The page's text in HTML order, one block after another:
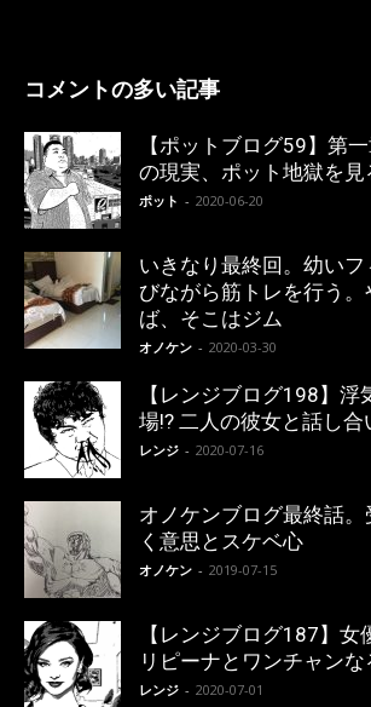
コメントの多い記事
【ポットブログ59】第
の現実、ポット地獄を見
ポット - 2020-06-20
いきなり最終回。幼い
びながら筋トレを行う
ば、そこはジム
オノケン - 2020-03-30
【レンジブログ198】浮
場!? 二人の彼女と話し合
レンジ - 2020-07-16
オノケンブログ最終話
く意思とスケベ心
オノケン - 2019-07-15
【レンジブログ187】女
リピーナとワンチャンな
レンジ - 2020-07-01